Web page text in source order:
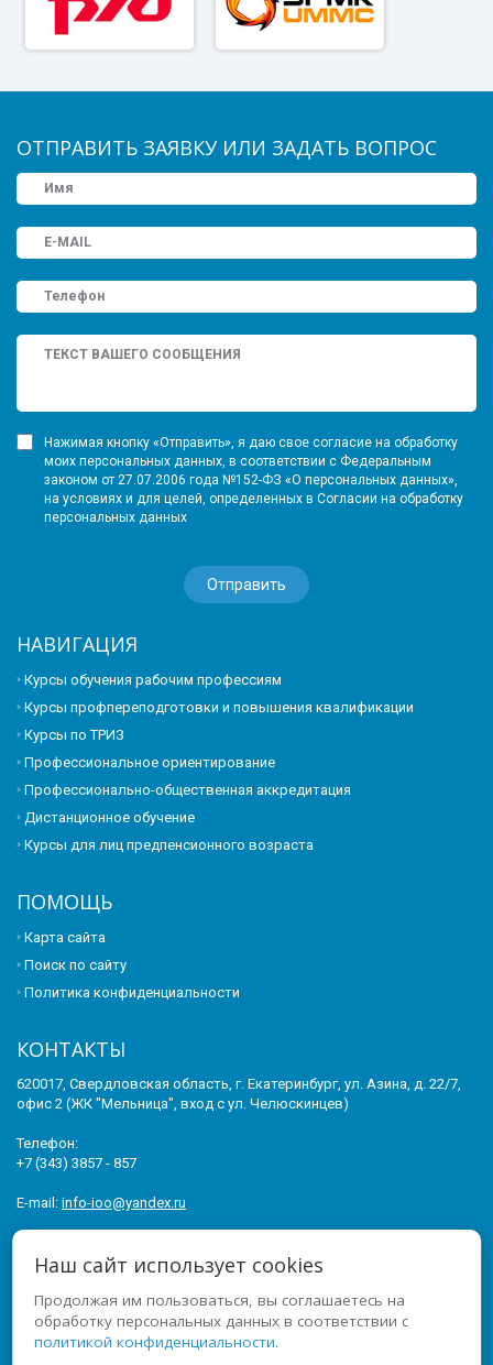
ОТПРАВИТЬ ЗАЯВКУ ИЛИ ЗАДАТЬ ВОПРОС
Нажимая кнопку «Отправить», я даю свое согласие на обработку
моих персональных данных, в соответствии с Федеральным
законом от 27.07.2006 года №152-ФЗ «О персональных данных»,
на условиях и для целей, определенных в Согласии на обработку
персональных данных
НАВИГАЦИЯ
Курсы обучения рабочим профессиям
Курсы профпереподготовки и повышения квалификации
Курсы по ТРИЗ
Профессиональное ориентирование
Профессионально-общественная аккредитация
Дистанционное обучение
Курсы для лиц предпенсионного возраста
ПОМОЩЬ
Карта сайта
Поиск по сайту
Политика конфиденциальности
КОНТАКТЫ
620017, Свердловская область, г. Екатеринбург, ул. Азина, д. 22/7,
офис 2 (ЖК "Мельница", вход с ул. Челюскинцев)
Телефон:
+7 (343) 3857 - 857
E-mail: info-ioo@yandex.ru
ПРАВА ЗАЩИЩЕНЫ.
МЫ В СОЦСЕТЯХ
Наш сайт использует cookies
Продолжая им пользоваться, вы соглашаетесь на
обработку персональных данных в соответствии с
политикой конфиденциальности.